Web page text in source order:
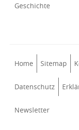
Geschichte
Home Sitemap
Datenschutz
Newsletter